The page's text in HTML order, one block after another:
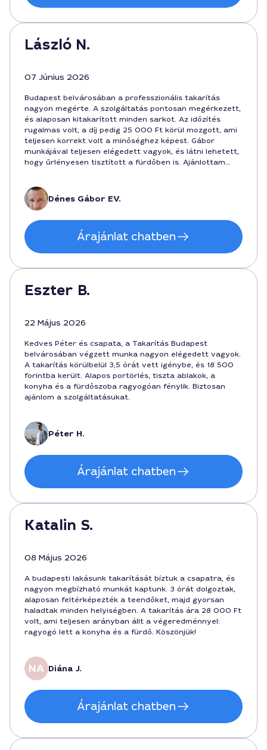
László N.
07 Június 2026
Budapest belvárosában a professzionális takarítás
nagyon megérte. A szolgáltatás pontosan megérkezett,
és alaposan kitakarított minden sarkot. Az időzítés
rugalmas volt, a díj pedig 25 000 Ft körül mozgott, ami
teljesen korrekt volt a minőséghez képest. Gábor
munkájával teljesen elégedett vagyok, és látni lehetett,
hogy űrlényesen tisztított a fürdőben is. Ajánlottam
Dénes Gábor EV.
Árajánlat chatben
Eszter B.
22 Május 2026
Kedves Péter és csapata, a Takarítás Budapest
belvárosában végzett munka nagyon elégedett vagyok.
A takarítás körülbelül 3,5 órát vett igénybe, és 18 500
forintba került. Alapos portörlés, tiszta ablakok, a
konyha és a fürdőszoba ragyogóan fénylik. Biztosan
ajánlom a szolgáltatásukat.
Péter H.
Árajánlat chatben
Katalin S.
08 Május 2026
A budapesti lakásunk takarítását bíztuk a csapatra, és
nagyon megbízható munkát kaptunk. 3 órát dolgoztak,
alaposan feltérképezték a teendőket, majd gyorsan
haladtak minden helyiségben. A takarítás ára 28 000 Ft
volt, ami teljesen arányban állt a végeredménnyel:
ragyogó lett a konyha és a fürdő. Köszönjük!
Diána J.
Árajánlat chatben